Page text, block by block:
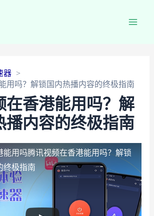
器
用吗？解锁国内热播内容的终极指南
在香港能用吗？解
播内容的终极指南
能用吗腾讯视频在香港能用吗？解锁
终极指南